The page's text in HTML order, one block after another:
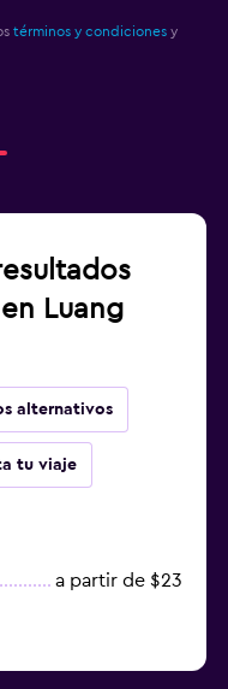
términos y condiciones y
Luang
alternativos
tu viaje
a partir de $23